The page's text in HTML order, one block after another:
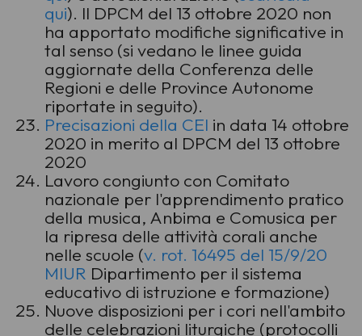
qui). Il DPCM del 13 ottobre 2020 non
ha apportato modifiche significative in
tal senso (si vedano le linee guida
aggiornate della Conferenza delle
Regioni e delle Province Autonome
riportate in seguito).
Precisazioni della CEI in data 14 ottobre
2020 in merito al DPCM del 13 ottobre
2020
Lavoro congiunto con Comitato
nazionale per l'apprendimento pratico
della musica, Anbima e Comusica per
la ripresa delle attività corali anche
nelle scuole (v. rot. 16495 del 15/9/20
MIUR Dipartimento per il sistema
educativo di istruzione e formazione)
Nuove disposizioni per i cori nell'ambito
delle celebrazioni liturgiche (protocolli